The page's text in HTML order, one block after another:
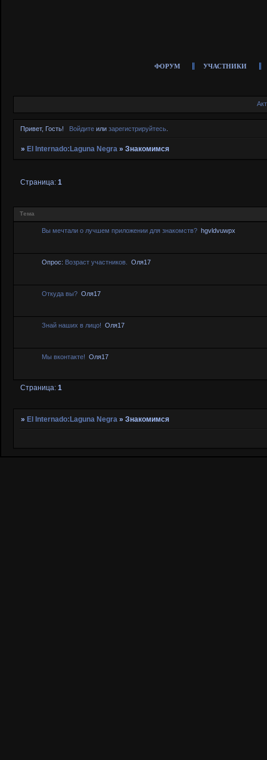
ФОРУМ УЧАСТНИКИ
Привет, Гость! Войдитеили зарегистрируйтесь.
»El Internado:Laguna Negra »Знакомимся
Страница:1
Тема
Вы мечтали о лучшем приложении для знакомств? hgvldvuwpx
Опрос: Возраст участников. Оля17
Откуда вы? Оля17
Знай наших в лицо! Оля17
Мы вконтакте! Оля17
Страница:1
» El Internado:Laguna Negra »Знакомимся